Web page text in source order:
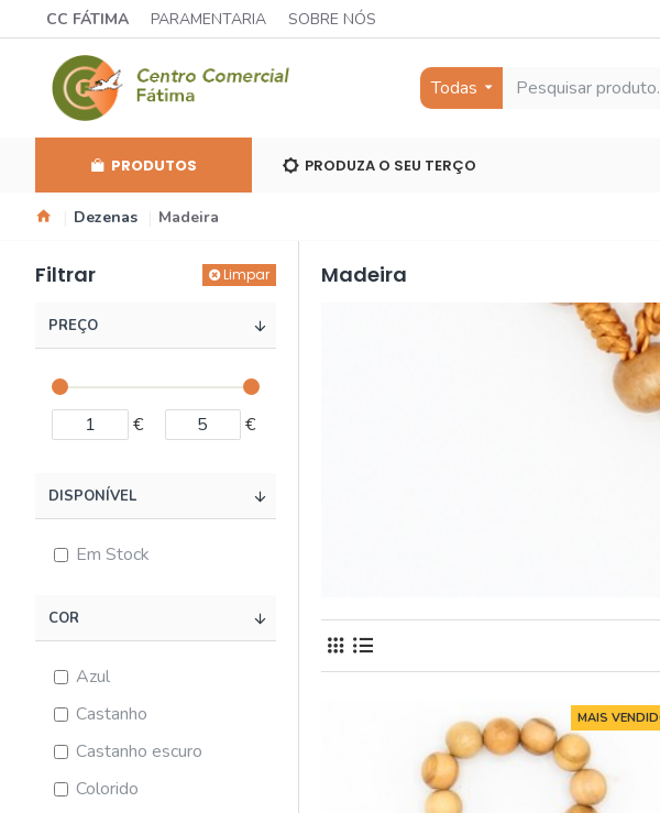
CC FÁTIMA PARAMENTARIA SOBRE NÓS
Todas
PRODUTOS PRODUZA O SEU TERÇO
Dezenas Madeira
Filtrar Limpar
PREÇO
€ €
COR
Azul
Castanho
Castanho escuro
Colorido
DISPONÍVEL
Em Stock
Madeira
MAIS